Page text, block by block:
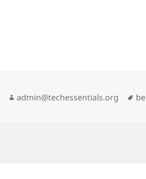
Author
admin@techessentials.org